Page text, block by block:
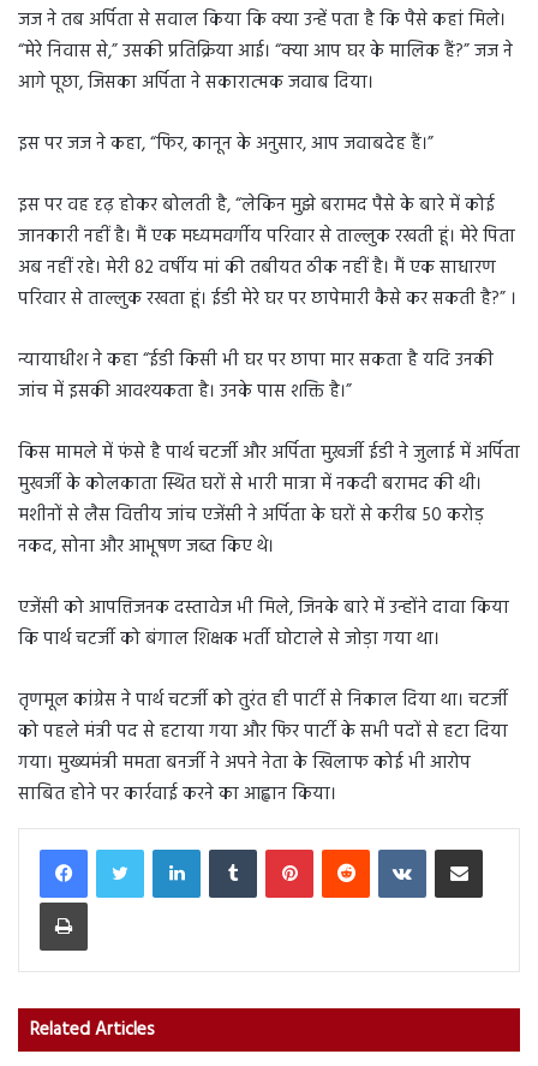
जज ने तब अर्पिता से सवाल किया कि क्या उन्हें पता है कि पैसे कहां मिले।
“मेरे निवास से,” उसकी प्रतिक्रिया आई। “क्या आप घर के मालिक हैं?” जज ने
आगे पूछा, जिसका अर्पिता ने सकारात्मक जवाब दिया।
इस पर जज ने कहा, “फिर, कानून के अनुसार, आप जवाबदेह हैं।”
इस पर वह दृढ़ होकर बोलती है, “लेकिन मुझे बरामद पैसे के बारे में कोई
जानकारी नहीं है। मैं एक मध्यमवर्गीय परिवार से ताल्लुक रखती हूं। मेरे पिता
अब नहीं रहे। मेरी 82 वर्षीय मां की तबीयत ठीक नहीं है। मैं एक साधारण
परिवार से ताल्लुक रखता हूं। ईडी मेरे घर पर छापेमारी कैसे कर सकती है?” ।
न्यायाधीश ने कहा “ईडी किसी भी घर पर छापा मार सकता है यदि उनकी
जांच में इसकी आवश्यकता है। उनके पास शक्ति है।”
किस मामले में फंसे है पार्थ चटर्जी और अर्पिता मुख़र्जी ईडी ने जुलाई में अर्पिता
मुखर्जी के कोलकाता स्थित घरों से भारी मात्रा में नकदी बरामद की थी।
मशीनों से लैस वित्तीय जांच एजेंसी ने अर्पिता के घरों से करीब 50 करोड़
नकद, सोना और आभूषण जब्त किए थे।
एजेंसी को आपत्तिजनक दस्तावेज भी मिले, जिनके बारे में उन्होंने दावा किया
कि पार्थ चटर्जी को बंगाल शिक्षक भर्ती घोटाले से जोड़ा गया था।
तृणमूल कांग्रेस ने पार्थ चटर्जी को तुरंत ही पार्टी से निकाल दिया था। चटर्जी
को पहले मंत्री पद से हटाया गया और फिर पार्टी के सभी पदों से हटा दिया
गया। मुख्यमंत्री ममता बनर्जी ने अपने नेता के खिलाफ कोई भी आरोप
साबित होने पर कार्रवाई करने का आह्वान किया।
LinkedInTumblr PinterestReddit VKontakteShare via Email
Print
Related Articles